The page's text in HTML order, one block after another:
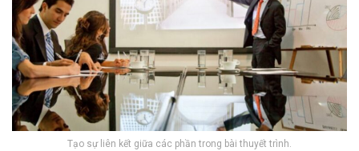
Tạo sự liên kết giữa các phần trong bài thuyết trình.